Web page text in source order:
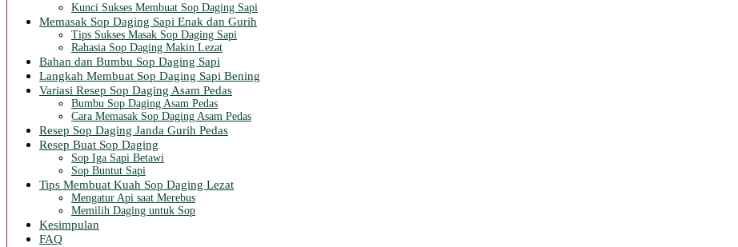
Kunci Sukses Membuat Sop Daging Sapi
Memasak Sop Daging Sapi Enak dan Gurih
Tips Sukses Masak Sop Daging Sapi
Rahasia Sop Daging Makin Lezat
Bahan dan Bumbu Sop Daging Sapi
Langkah Membuat Sop Daging Sapi Bening
Variasi Resep Sop Daging Asam Pedas
Bumbu Sop Daging Asam Pedas
Cara Memasak Sop Daging Asam Pedas
Resep Sop Daging Janda Gurih Pedas
Resep Buat Sop Daging
Sop Iga Sapi Betawi
Sop Buntut Sapi
Tips Membuat Kuah Sop Daging Lezat
Mengatur Api saat Merebus
Memilih Daging untuk Sop
Kesimpulan
FAQ